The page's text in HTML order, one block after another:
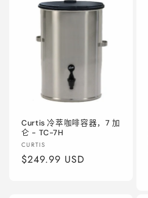
Curtis 冷萃咖啡容器，7 加
仑 - TC-7H
厂
商：
CURTIS
常
$249.99 USD